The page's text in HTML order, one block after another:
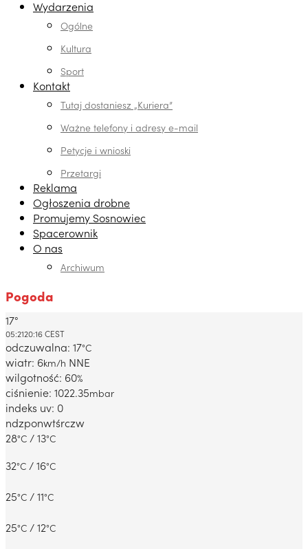
Wydarzenia
Ogólne
Kultura
Sport
Kontakt
Tutaj dostaniesz „Kuriera”
Ważne telefony i adresy e-mail
Petycje i wnioski
Przetargi
Reklama
Ogłoszenia drobne
Promujemy Sosnowiec
Spacerownik
O nas
Archiwum
Pogoda
Dabrowa Gornicza, PL
17°
05:2120:16 CEST
odczuwalna: 17°C
wiatr: 6km/h NNE
wilgotność: 60%
ciśnienie: 1022.35mbar
indeks uv: 0
ndzponwtśrczw
28°C / 13°C
32°C / 16°C
25°C / 11°C
25°C / 12°C